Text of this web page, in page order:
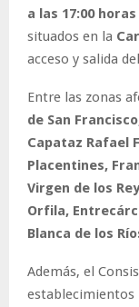
a las 17:00 horas
situados en la
acceso y salida
Entre las zonas
de San
Capataz Rafael
Placentines,
Virgen de los
Orfila,
Blanca de los
Además, el
establecimientos